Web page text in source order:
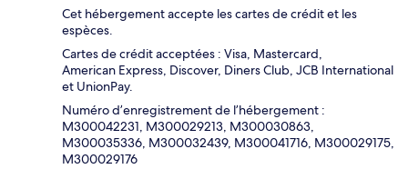
Cet hébergement accepte les cartes de crédit et les
espèces.
Cartes de crédit acceptées : Visa, Mastercard,
American Express, Discover, Diners Club, JCB International
et UnionPay.
Numéro d’enregistrement de l’hébergement :
M300042231, M300029213, M300030863,
M300035336, M300032439, M300041716, M300029175,
M300029176